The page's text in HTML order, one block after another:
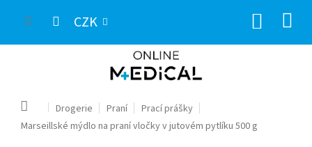
CZK
Domů Drogerie Praní
Prací prášky
Marseillské mýdlo na praní vločky v jutovém pytlíku 500 g